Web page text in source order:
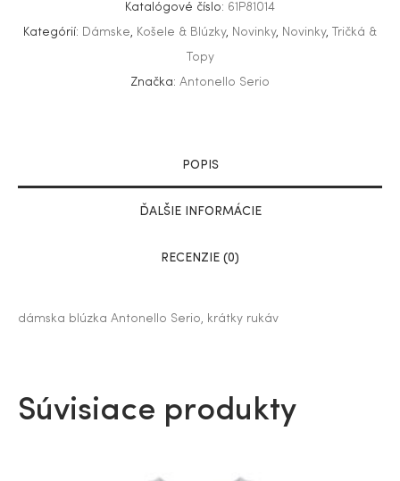
Katalógové číslo: 61P81014
Kategórií: Dámske, Košele & Blúzky, Novinky, Novinky,
Tričká &
Topy
Značka: Antonello Serio
POPIS
ĎALŠIE INFORMÁCIE
RECENZIE (0)
dámska blúzka Antonello Serio, krátky rukáv
Súvisiace produkty